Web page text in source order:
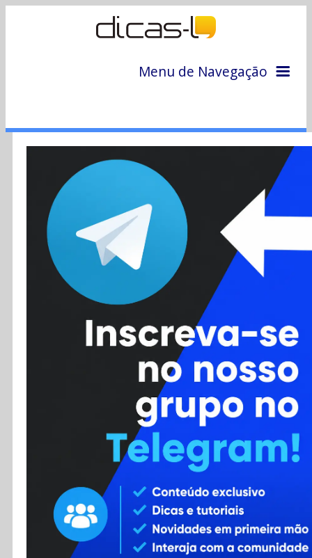
Menu de Navegação
Colunas
Colaboradores
Cursos
Enviar Dica
Contato